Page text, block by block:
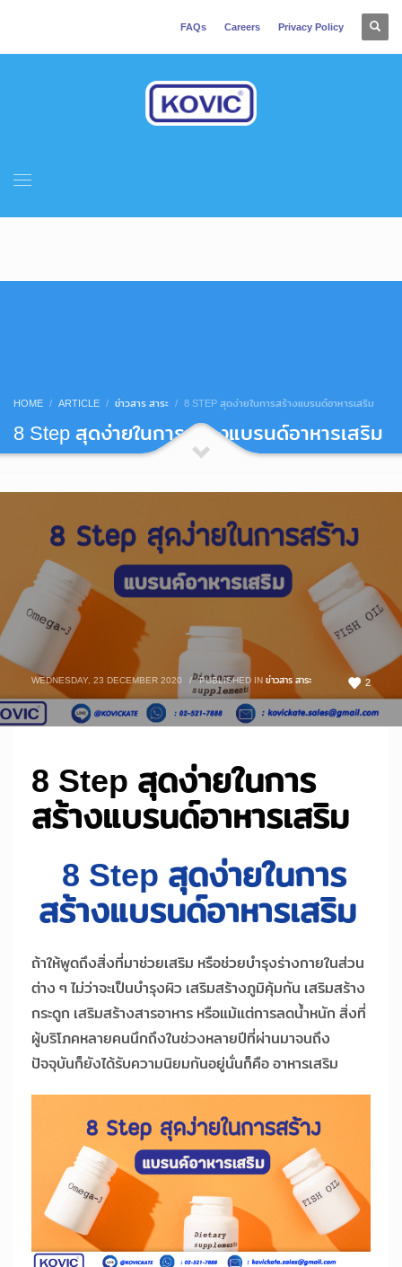
FAQs Careers Privacy Policy
HOME ARTICLE ข่าวสาร สาระ 8 STEP สุดง่ายในการสร้างแบรนด์อาหารเสริม
8 Step สุดง่ายในการสร้างแบรนด์อาหารเสริม
2
WEDNESDAY, 23 DECEMBER 2020 / PUBLISHED INข่าวสาร สาระ
8 Step สุดง่ายในการ
สร้างแบรนด์อาหารเสริม
8 Step สุดง่ายในการ
สร้างแบรนด์อาหารเสริม
ถ้าให้พูดถึงสิ่งที่มาช่วยเสริม หรือช่วยบำรุงร่างกายในส่วน
ต่าง ๆ ไม่ว่าจะเป็นบำรุงผิว เสริมสร้างภูมิคุ้มกัน เสริมสร้าง
กระดูก เสริมสร้างสารอาหาร หรือแม้แต่การลดน้ำหนัก สิ่งที่
ผู้บริโภคหลายคนนึกถึงในช่วงหลายปีที่ผ่านมาจนถึง
ปัจจุบันก็ยังได้รับความนิยมกันอยู่นั่นก็คือ อาหารเสริม